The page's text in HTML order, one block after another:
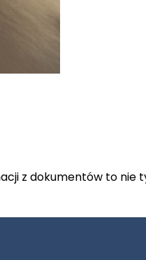
z dokumentów to nie